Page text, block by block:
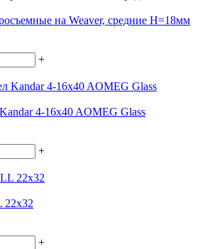
на Weaver, средние Н=18мм
+
4-16x40 AOMEG Glass
+
22х32
+